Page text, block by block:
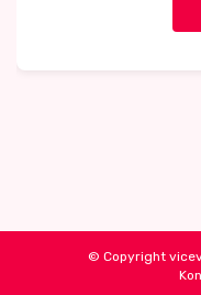
© Copyright